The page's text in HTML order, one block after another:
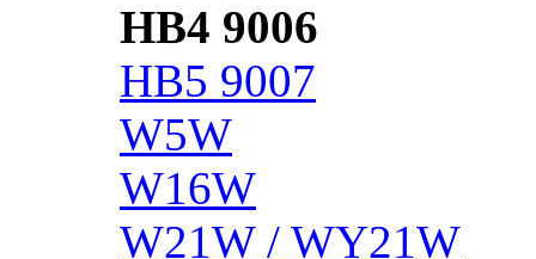
HB4 9006
HB5 9007
W5W
W16W
W21W / WY21W